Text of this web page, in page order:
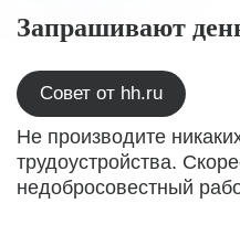
Запрашивают
Совет от hh.ru
Не производите
трудоустройства.
недобросовестный